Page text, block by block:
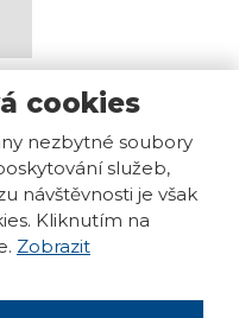
vytvořila eBRÁNA s.r.o.
ReCAPTCHA a platí
cookies
nezbytné soubory
služeb,
návštěvnosti je však
Kliknutím na
Zobrazit